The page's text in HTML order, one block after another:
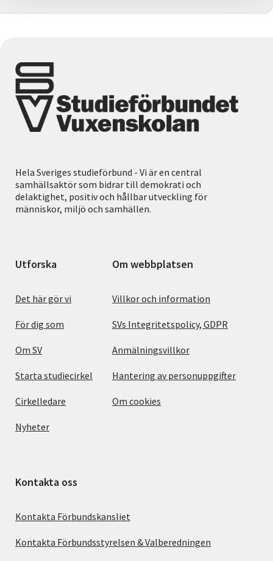
Hela Sveriges studieförbund - Vi är en central
samhällsaktör som bidrar till demokrati och
delaktighet, positiv och hållbar utveckling för
människor, miljö och samhällen.
Utforska
Det här gör vi
För dig som
Om SV
Starta studiecirkel
Cirkelledare
Nyheter
Om webbplatsen
Villkor och information
SVs Integritetspolicy, GDPR
Anmälningsvillkor
Hantering av personuppgifter
Om cookies
Kontakta oss
Kontakta Förbundskansliet
Kontakta Förbundsstyrelsen & Valberedningen